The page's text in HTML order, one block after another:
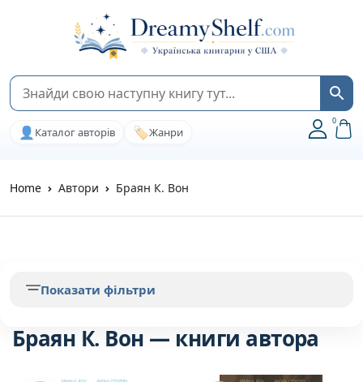
👤 Каталог авторів 🏷️Жанри
0
Home Автори Браян К. Вон
Браян К. Вон — книги автора
Показати фільтри